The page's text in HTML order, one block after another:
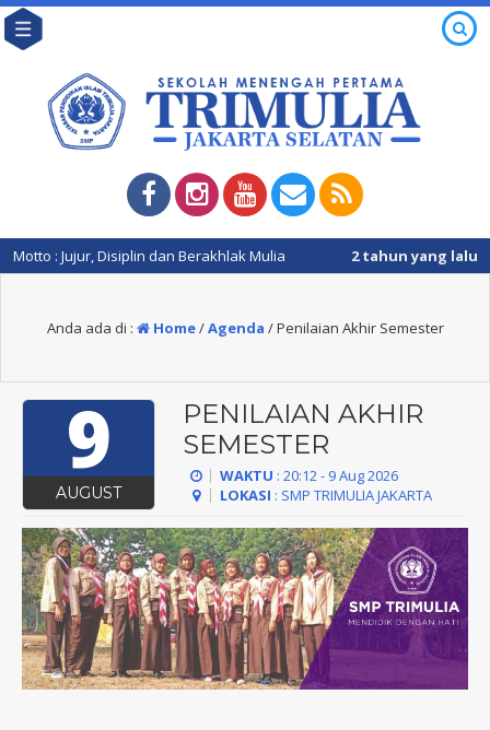
: Jujur, Disiplin dan Berakhlak Mulia 2 tahun yang lalu /
Anda ada di : Home/Agenda /Penilaian Akhir Semester
9
AUGUST
PENILAIAN AKHIR
SEMESTER
WAKTU : 20:12 - 9 Aug 2026
LOKASI : SMP TRIMULIA JAKARTA